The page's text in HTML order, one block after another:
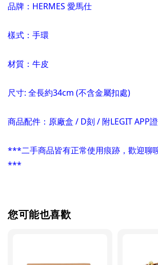
品牌：HERMES 愛馬仕
樣式：手環
材質：牛皮
尺寸: 全長約34cm (不含金屬扣處)
商品配件：原廠盒 / D刻 / 附LEGIT APP證
***二手商品皆有正常使用痕跡，歡迎聊
***
您可能也喜歡